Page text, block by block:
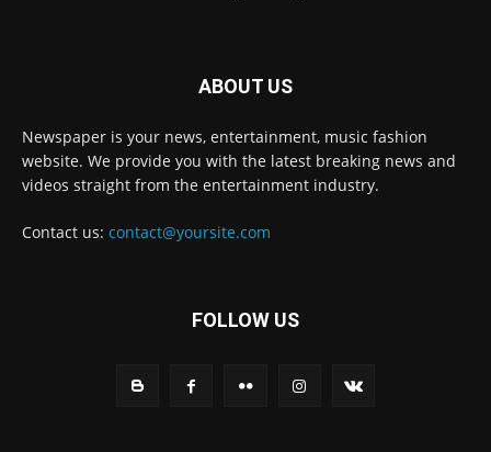
ABOUT US
Newspaper is your news, entertainment, music fashion
website. We provide you with the latest breaking news and
videos straight from the entertainment industry.
Contact us: contact@yoursite.com
FOLLOW US